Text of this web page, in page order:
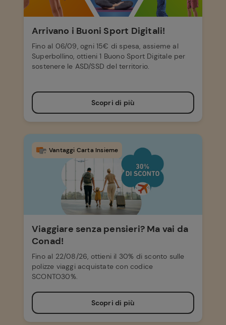
Arrivano i Buoni Sport Digitali!
Fino al 06/09, ogni 15€ di spesa, assieme al
Superbollino, ottieni 1 Buono Sport Digitale per
sostenere le ASD/SSD del territorio.
Scopri di più
Vantaggi Carta Insieme
Viaggiare senza pensieri? Ma vai da
Conad!
Fino al 22/08/26, ottieni il 30% di sconto sulle
polizze viaggi acquistate con codice
SCONTO30%.
Scopri di più